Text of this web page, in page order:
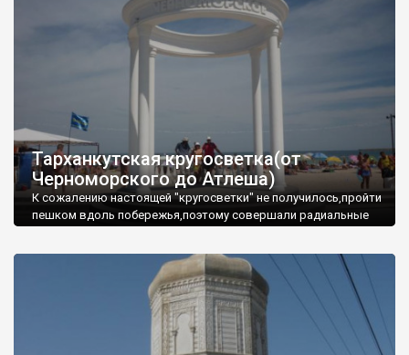
Тарханкутская кругосветка(от
Черноморского до Атлеша)
К сожалению настоящей "кругосветки" не получилось,пройти
пешком вдоль побережья,поэтому совершали радиальные